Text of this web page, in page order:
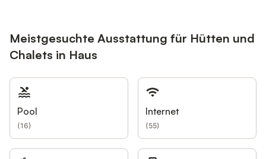
Meistgesuchte Ausstattung für Hütten und
Chalets in Haus
Pool
(16)
Internet
(55)